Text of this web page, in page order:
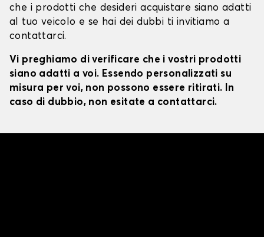
che i prodotti che desideri acquistare siano adatti
al tuo veicolo e se hai dei dubbi ti invitiamo a
contattarci.
Vi preghiamo di verificare che i vostri prodotti
siano adatti a voi. Essendo personalizzati su
misura per voi, non possono essere ritirati. In
caso di dubbio, non esitate a contattarci.